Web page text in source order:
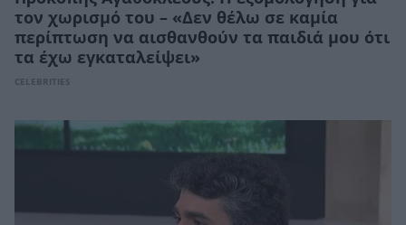
τον χωρισμό του – «Δεν θέλω σε καμία
περίπτωση να αισθανθούν τα παιδιά μου ότι
τα έχω εγκαταλείψει»
CELEBRITIES